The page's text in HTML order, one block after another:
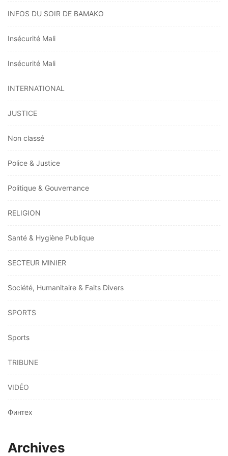
INFOS DU SOIR DE BAMAKO
Insécurité Mali
Insécurité Mali
INTERNATIONAL
JUSTICE
Non classé
Police & Justice
Politique & Gouvernance
RELIGION
Santé & Hygiène Publique
SECTEUR MINIER
Société, Humanitaire & Faits Divers
SPORTS
Sports
TRIBUNE
VIDÉO
Финтех
Archives